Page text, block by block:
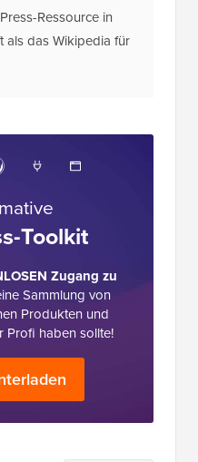
Ressource in
das Wikipedia für
Toolkit
Zugang zu
Sammlung von
Produkten und
Profi haben sollte!